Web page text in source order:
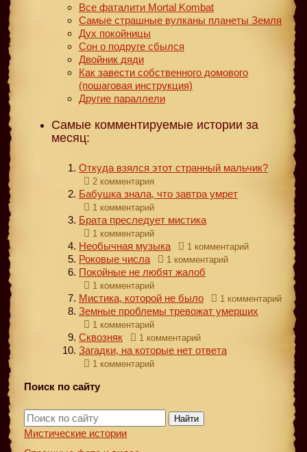
Все фаталити Mortal Kombat
Самые страшные вулканы планеты Земля
Дух покойницы
Сон о подруге сбылся
Двойник дяди
Как завести собственного домового
(пошаговая инструкция)
Другие параллели
Самые комментируемые истории за
месяц:
Откуда взялся этот странный мальчик?
2 комментария
Бабушка знала, что завтра умрет
1 комментарий
Брата преследует мистика
1 комментарий
Необычная музыка 1 комментарий
Роковые числа 1 комментарий
Покойные не любят жалоб
1 комментарий
Мистика, которой не было 1 комментарий
Земные проблемы тревожат умерших
1 комментарий
Сквозняк 1 комментарий
Загадки, на которые нет ответа
1 комментарий
Поиск по сайту
Найти
Мистические истории